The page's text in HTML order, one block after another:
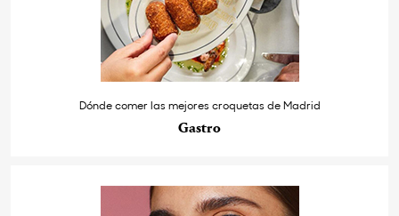
Dónde comer las mejores croquetas de Madrid
Gastro